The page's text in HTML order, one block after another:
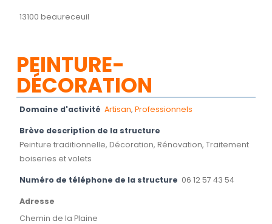
13100 beaureceuil
PEINTURE-
DÉCORATION
Domaine d'activité Artisan, Professionnels
Brève description de la structure
Peinture traditionnelle, Décoration, Rénovation, Traitement
boiseries et volets
Numéro de téléphone de la structure 06 12 57 43 54
Adresse
Chemin de la Plaine